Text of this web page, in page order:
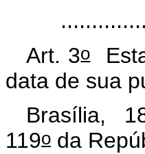
Art. 3oEsta
data de sua
Brasília,
119o da